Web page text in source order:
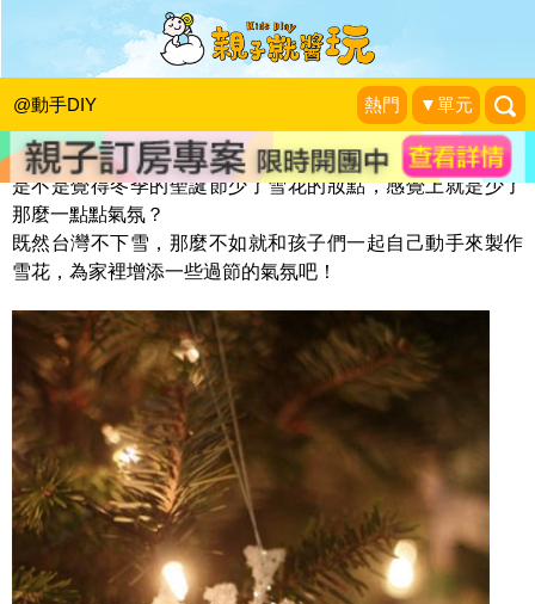
@動手DIY 熱門 ▼單元
雪花片片亮晶晶
KidsPlay編輯室
是不是覺得冬季的聖誕節少了雪花的妝點，感覺上就是少了
那麼一點點氣氛？
既然台灣不下雪，那麼不如就和孩子們一起自己動手來製作
雪花，為家裡增添一些過節的氣氛吧！